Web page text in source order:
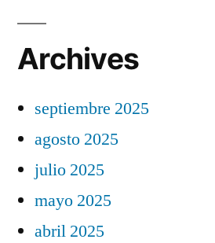
Archives
septiembre 2025
agosto 2025
julio 2025
mayo 2025
abril 2025